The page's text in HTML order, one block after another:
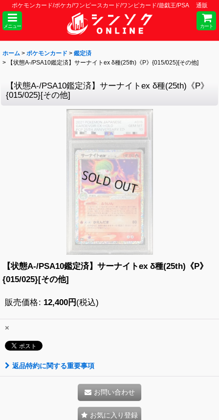
ポケモンカード/ポケカ/ワンピースカード/ワンピカード/遊戯王/PSA 通販
メニュー カート
ホーム > ポケモンカード > 鑑定済
>
【状態A-/PSA10鑑定済】サーナイトex δ種(25th)《P》{015/025}[その他]
【状態A-/PSA10鑑定済】サーナイトex δ種(25th)《P》
{015/025}[その他]
【状態A-/PSA10鑑定済】サーナイトex δ種(25th)《P》
{015/025}[その他]
販売価格: 12,400円 (税込)
×
返品特約に関する重要事項
お問い合わせ
お気に入り登録